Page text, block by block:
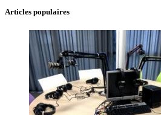
Articles populaires